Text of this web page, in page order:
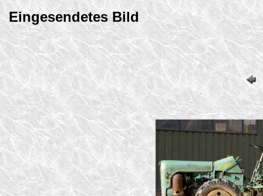
Eingesendetes Bild